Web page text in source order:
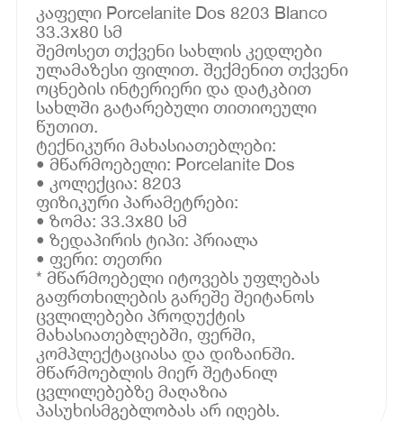
კაფელი Porcelanite Dos 8203 Blanco
33.3x80 სმ
შემოსეთ თქვენი სახლის კედლები
ულამაზესი ფილით. შექმენით თქვენი
ოცნების ინტერიერი და დატკბით
სახლში გატარებული თითიოეული
წუთით.
ტექნიკური მახასიათებლები:
• მწარმოებელი: Porcelanite Dos
• კოლექცია: 8203
ფიზიკური პარამეტრები:
• ზომა: 33.3x80 სმ
• ზედაპირის ტიპი: პრიალა
• ფერი: თეთრი
* მწარმოებელი იტოვებს უფლებას
გაფრთხილების გარეშე შეიტანოს
ცვლილებები პროდუქტის
მახასიათებლებში, ფერში,
კომპლექტაციასა და დიზაინში.
მწარმოებლის მიერ შეტანილ
ცვლილებებზე მაღაზია
პასუხისმგებლობას არ იღებს.